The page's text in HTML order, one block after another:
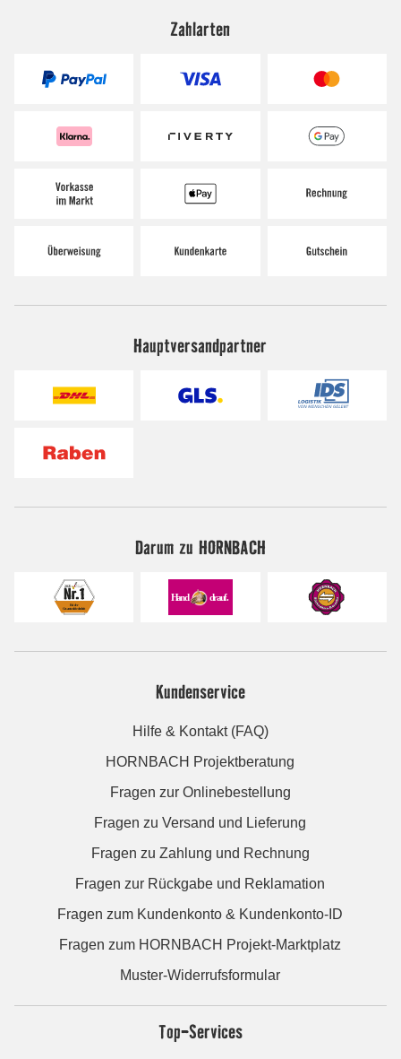
Zahlarten
Hauptversandpartner
Darum zu HORNBACH
Kundenservice
Hilfe & Kontakt (FAQ)
HORNBACH Projektberatung
Fragen zur Onlinebestellung
Fragen zu Versand und Lieferung
Fragen zu Zahlung und Rechnung
Fragen zur Rückgabe und Reklamation
Fragen zum Kundenkonto & Kundenkonto-ID
Fragen zum HORNBACH Projekt-Marktplatz
Muster-Widerrufsformular
Top-Services